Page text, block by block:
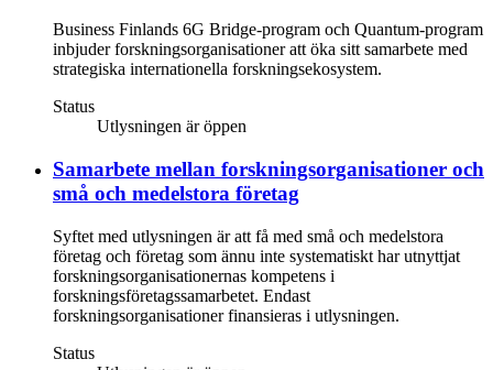
Business Finlands 6G Bridge-program och Quantum-program
inbjuder forskningsorganisationer att öka sitt samarbete med
strategiska internationella forskningsekosystem.
Status
Utlysningen är öppen
Samarbete mellan forskningsorganisationer och
små och medelstora företag
Syftet med utlysningen är att få med små och medelstora
företag och företag som ännu inte systematiskt har utnyttjat
forskningsorganisationernas kompetens i
forskningsföretagssamarbetet. Endast
forskningsorganisationer finansieras i utlysningen.
Status